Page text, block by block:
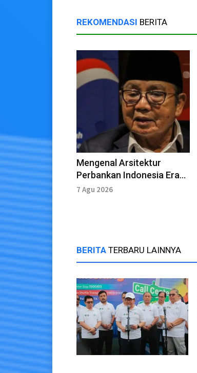
REKOMENDASI BERITA
Mengenal Arsitektur
Perbankan Indonesia Era
Burhanuddin
7 Agu 2026
BERITA TERBARU LAINNYA